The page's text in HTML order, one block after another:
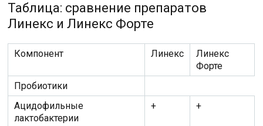
Таблица: сравнение препаратов
Линекс и Линекс Форте
Компонент Линекс
Линекс
Форте
Пробиотики
Ацидофильные
лактобактерии
+ +